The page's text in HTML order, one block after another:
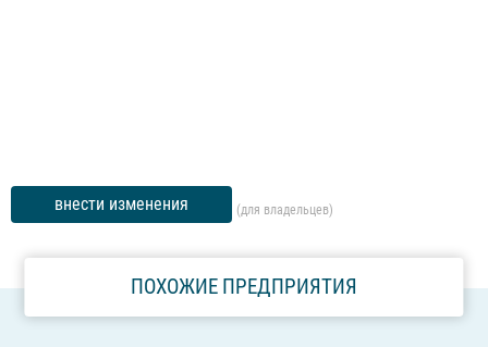
внести изменения (для владельцев)
ПОХОЖИЕ ПРЕДПРИЯТИЯ